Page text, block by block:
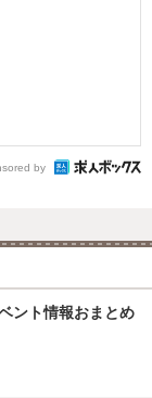
by
ント情報おまとめ